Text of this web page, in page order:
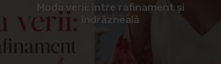
Moda verii: între rafinament și
îndrăzneală